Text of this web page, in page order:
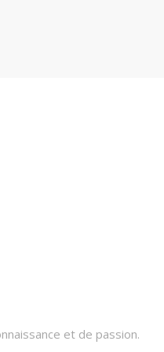
et de passion.